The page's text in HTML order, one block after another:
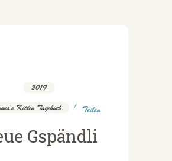
2019
Kitten Tagebuch Teilen
Gspändli